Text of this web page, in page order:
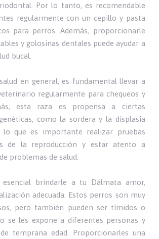
Por lo tanto, es recomendable
regularmente con un cepillo y pasta
para perros. Además, proporcionarle
y golosinas dentales puede ayudar a
bucal.
en general, es fundamental llevar a
regularmente para chequeos y
esta raza es propensa a ciertas
como la sordera y la displasia
lo que es importante realizar pruebas
de la reproducción y estar atento a
problemas de salud.
brindarle a tu Dálmata amor,
adecuada. Estos perros son muy
pero también pueden ser tímidos o
se les expone a diferentes personas y
temprana edad. Proporcionarles una